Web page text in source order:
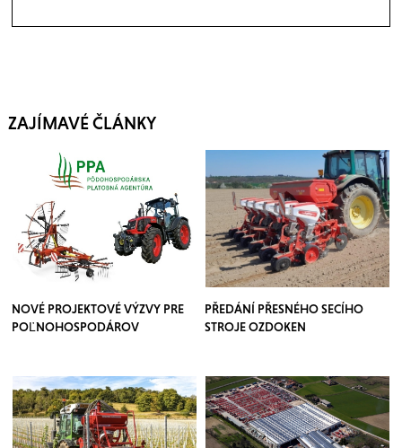
ZAJÍMAVÉ ČLÁNKY
NOVÉ PROJEKTOVÉ VÝZVY PRE
POĽNOHOSPODÁROV
PŘEDÁNÍ PŘESNÉHO SECÍHO
STROJE OZDOKEN